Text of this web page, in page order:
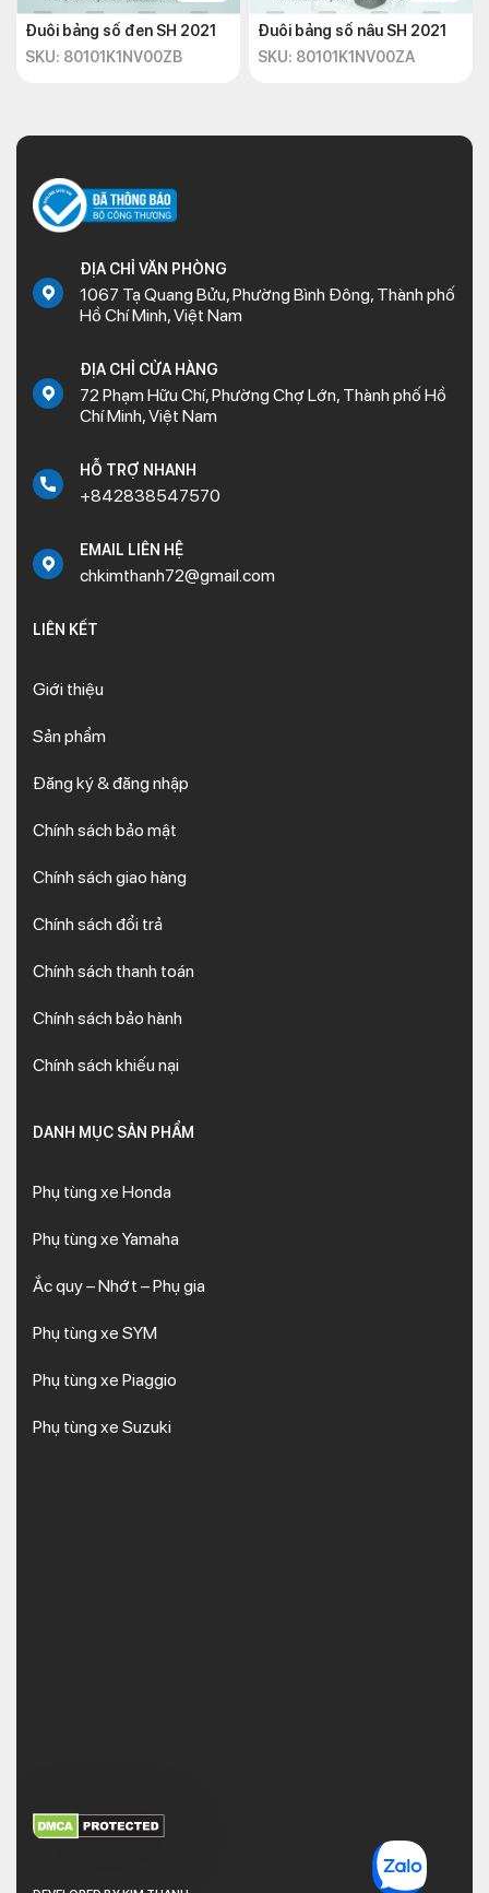
Đuôi bảng số đen SH 2021
SKU: 80101K1NV00ZB
Đuôi bảng số nâu SH 2021
SKU: 80101K1NV00ZA
ĐỊA CHỈ VĂN PHÒNG
1067 Tạ Quang Bửu, Phường Bình Đông, Thành phố
Hồ Chí Minh, Việt Nam
ĐỊA CHỈ CỬA HÀNG
72 Phạm Hữu Chí, Phường Chợ Lớn, Thành phố Hồ
Chí Minh, Việt Nam
HỖ TRỢ NHANH
+842838547570
EMAIL LIÊN HỆ
chkimthanh72@gmail.com
LIÊN KẾT
Giới thiệu
Sản phẩm
Đăng ký & đăng nhập
Chính sách bảo mật
Chính sách giao hàng
Chính sách đổi trả
Chính sách thanh toán
Chính sách bảo hành
Chính sách khiếu nại
DANH MỤC SẢN PHẨM
Phụ tùng xe Honda
Phụ tùng xe Yamaha
Ắc quy – Nhớt – Phụ gia
Phụ tùng xe SYM
Phụ tùng xe Piaggio
Phụ tùng xe Suzuki
XEM THÊM